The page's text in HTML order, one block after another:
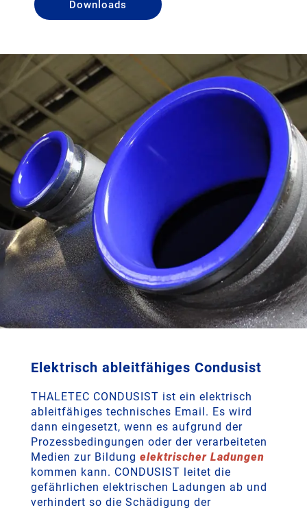
Downloads
Elektrisch ableitfähiges Condusist
THALETEC CONDUSIST ist ein elektrisch
ableitfähiges technisches Email. Es wird
dann eingesetzt, wenn es aufgrund der
Prozessbedingungen oder der verarbeiteten
Medien zur Bildung elektrischer Ladungen
kommen kann. CONDUSIST leitet die
gefährlichen elektrischen Ladungen ab und
verhindert so die Schädigung der